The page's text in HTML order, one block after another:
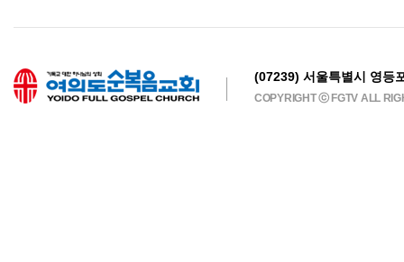
(07239) 서울특별시 영등
COPYRIGHT ⓒ FGTV ALL